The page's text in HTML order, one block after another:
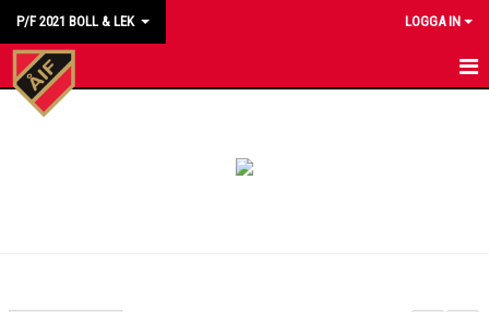
P/F 2021 BOLL & LEK LOGGA IN
HEM